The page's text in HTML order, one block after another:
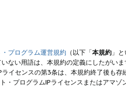
プログラム運営規約 （以下「本規約 」
ない用語は、本規約の定義にしたがいま
イセンスの第3条は、本規約終了後も存
・プログラムIPライセンスまたはアマゾ